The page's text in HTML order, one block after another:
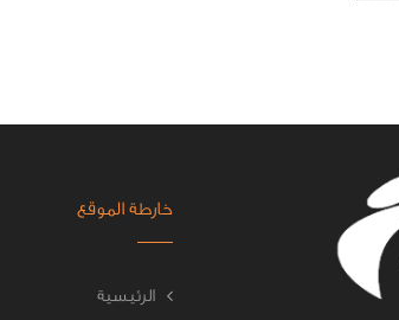
خارطة الموقع
الرئيسية